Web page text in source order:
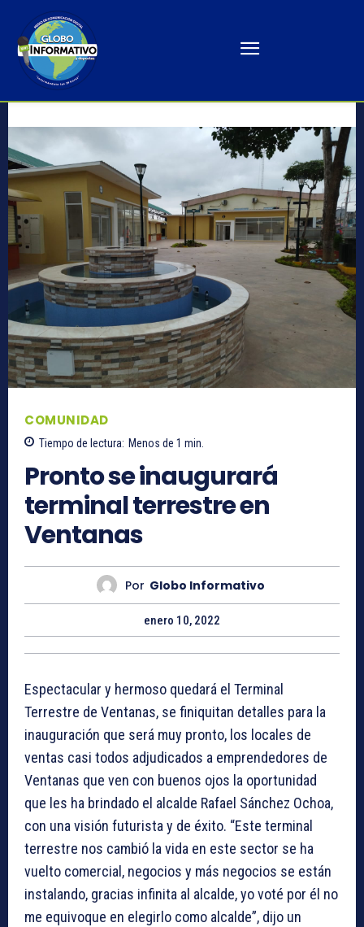
COMUNIDAD
Tiempo de lectura: Menos de 1 min.
Pronto se inaugurará
terminal terrestre en
Ventanas
Por Globo Informativo
enero 10, 2022
Espectacular y hermoso quedará el Terminal
Terrestre de Ventanas, se finiquitan detalles para la
inauguración que será muy pronto, los locales de
ventas casi todos adjudicados a emprendedores de
Ventanas que ven con buenos ojos la oportunidad
que les ha brindado el alcalde Rafael Sánchez Ochoa,
con una visión futurista y de éxito. “Este terminal
terrestre nos cambió la vida en este sector se ha
vuelto comercial, negocios y más negocios se están
instalando, gracias infinita al alcalde, yo voté por él no
me equivoque en elegirlo como alcalde”, dijo un